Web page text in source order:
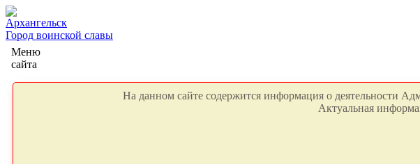
Архангельск
Город воинской славы
Меню
сайта
На данном сайте содержится информация о деятельности
Актуальная